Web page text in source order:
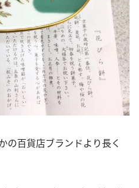
の百貨店ブランドより長く